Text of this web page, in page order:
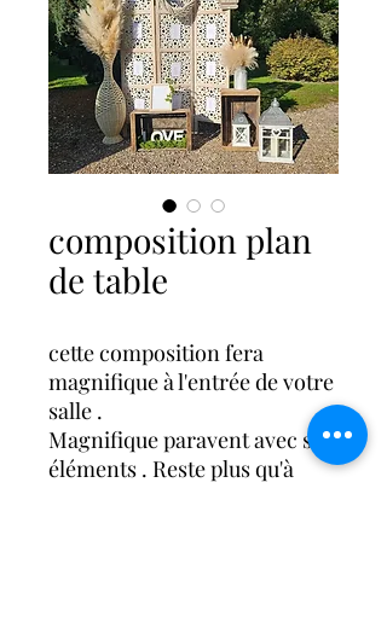
composition plan
de table
cette composition fera
magnifique à l'entrée de votre
salle .
Magnifique paravent avec ses
éléments . Reste plus qu'à